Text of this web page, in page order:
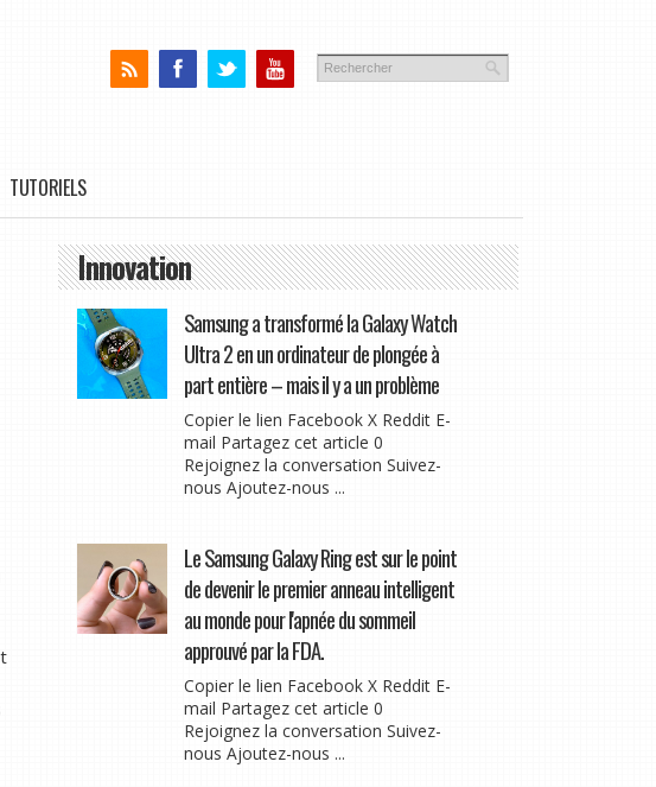
TUTORIELS
Innovation
Samsung a transformé la Galaxy Watch
Ultra 2 en un ordinateur de plongée à
part entière – mais il y a un problème
Copier le lien Facebook X Reddit E-
mail Partagez cet article 0
Rejoignez la conversation Suivez-
nous Ajoutez-nous ...
Le Samsung Galaxy Ring est sur le point
de devenir le premier anneau intelligent
au monde pour l'apnée du sommeil
approuvé par la FDA.
Copier le lien Facebook X Reddit E-
mail Partagez cet article 0
Rejoignez la conversation Suivez-
nous Ajoutez-nous ...